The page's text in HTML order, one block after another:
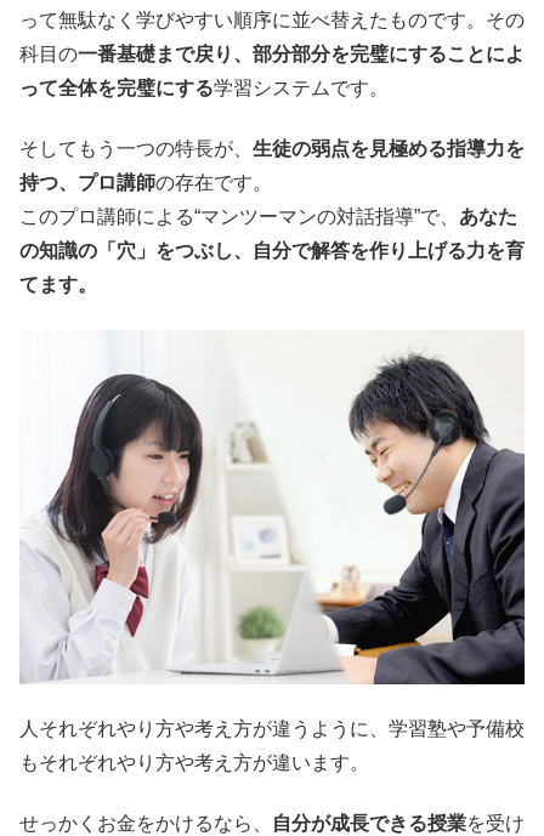
って無駄なく学びやすい順序に並べ替えたものです。その
科目の一番基礎まで戻り、部分部分を完璧にすることによ
って全体を完璧にする学習システムです。
そしてもう一つの特長が、 生徒の弱点を見極める指導力を
持つ、プロ講師の存在です。
このプロ講師による“マンツーマンの対話指導”で、 あなた
の知識の「穴」をつぶし、自分で解答を作り上げる力を育
てます。
人それぞれやり方や考え方が違うように、学習塾や予備校
もそれぞれやり方や考え方が違います。
せっかくお金をかけるなら、 自分が成長できる授業を受け